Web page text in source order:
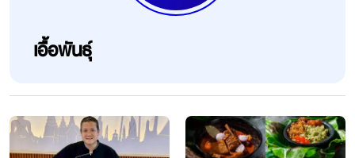
เอื้อพันธุ์